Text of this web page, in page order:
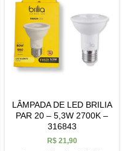
LÂMPADA DE LED BRILIA
PAR 20 – 5,3W 2700K –
316843
R$21,90